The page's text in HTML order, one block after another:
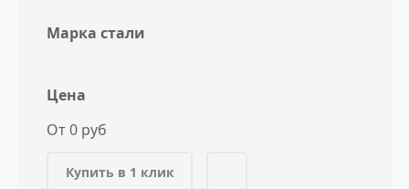
Марка стали
Цена
От 0 руб
Купить в 1 клик